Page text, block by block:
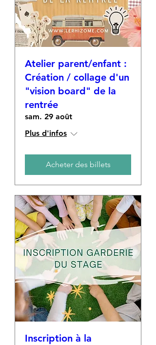
Atelier parent/enfant :
Création / collage d'un
"vision board" de la
rentrée
sam. 29 août
Plus d'infos
Acheter des billets
Inscription à la